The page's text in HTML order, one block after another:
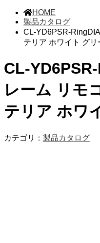
HOME
製品カタログ
CL-YD6PSR-
テリア ホワイト グ
CL-
レーム リモ
テリア ホワ
カテゴリ： 製品カタログ